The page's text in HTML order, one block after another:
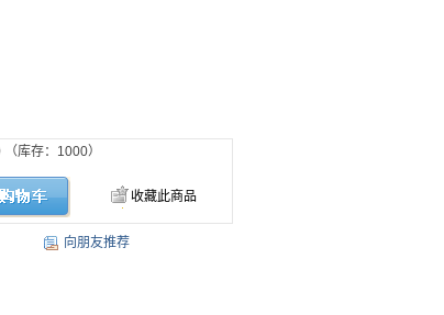
（库存： 1000）
收藏此商品
向朋友推荐